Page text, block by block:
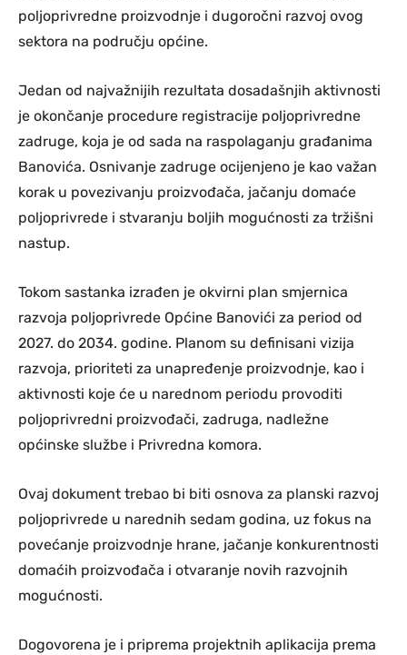
poljoprivredne proizvodnje i dugoročni razvoj ovog
sektora na području općine.
Jedan od najvažnijih rezultata dosadašnjih aktivnosti
je okončanje procedure registracije poljoprivredne
zadruge, koja je od sada na raspolaganju građanima
Banovića. Osnivanje zadruge ocijenjeno je kao važan
korak u povezivanju proizvođača, jačanju domaće
poljoprivrede i stvaranju boljih mogućnosti za tržišni
nastup.
Tokom sastanka izrađen je okvirni plan smjernica
razvoja poljoprivrede Općine Banovići za period od
2027. do 2034. godine. Planom su definisani vizija
razvoja, prioriteti za unapređenje proizvodnje, kao i
aktivnosti koje će u narednom periodu provoditi
poljoprivredni proizvođači, zadruga, nadležne
općinske službe i Privredna komora.
Ovaj dokument trebao bi biti osnova za planski razvoj
poljoprivrede u narednih sedam godina, uz fokus na
povećanje proizvodnje hrane, jačanje konkurentnosti
domaćih proizvođača i otvaranje novih razvojnih
mogućnosti.
Dogovorena je i priprema projektnih aplikacija prema